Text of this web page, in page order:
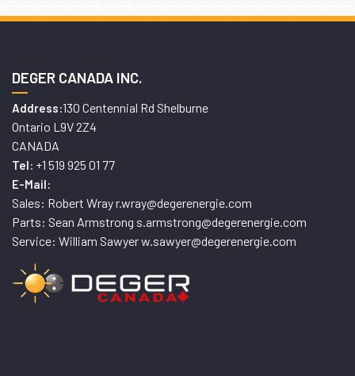
DEGER CANADA INC.
Address:130 Centennial Rd Shelburne
Ontario L9V 2Z4
CANADA
Tel: +1 519 925 01 77
E-Mail:
Sales: Robert Wray r.wray@degerenergie.com
Parts: Sean Armstrong s.armstrong@degerenergie.com
Service: William Sawyer w.sawyer@degerenergie.com